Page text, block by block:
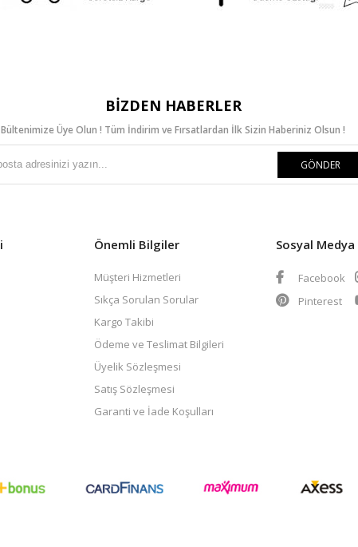
BIZDEN HABERLER
Bültenimize Üye Olun ! Tüm İndirim ve Fırsatlardan İlk Sizin Haberiniz Olsun !
GÖNDER
Önemli Bilgiler
Müşteri Hizmetleri
Sıkça Sorulan Sorular
Kargo Takibi
Ödeme ve Teslimat Bilgileri
Üyelik Sözleşmesi
Satış Sözleşmesi
Garanti ve İade Koşulları
Sosyal Medya
Facebook
Pinterest